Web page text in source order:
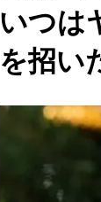
いつは
を招い